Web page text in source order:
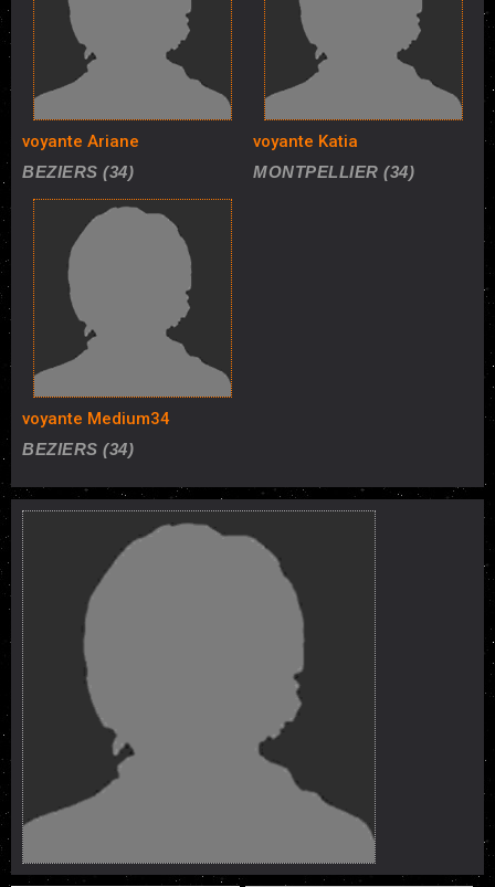
voyante Ariane
BEZIERS (34)
voyante Katia
MONTPELLIER (34)
voyante Medium34
BEZIERS (34)